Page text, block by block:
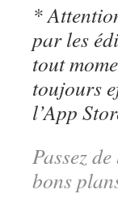
*
par les
tout
toujours
l’App
Passez
bons